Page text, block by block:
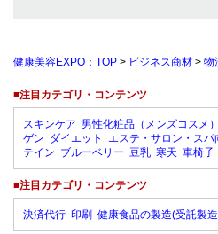
健康美容EXPO：TOP > ビジネス商材 > 物
■注目カテゴリ・コンテンツ
スキンケア 男性化粧品（メンズコスメ）
ゲン ダイエット エステ・サロン・スパ
テイン ブルーベリー 豆乳 寒天 車椅子
■注目カテゴリ・コンテンツ
決済代行 印刷 健康食品の製造(受託製